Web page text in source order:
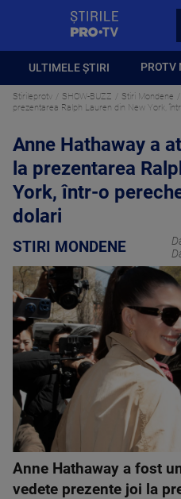
ULTIMELE ȘTIRI PROTV
Stirileprotv SHOW-BUZZ Stiri Mondene
prezentarea Ralph Lauren din New York,
Anne Hathaway a
la prezentarea
York, într-o
dolari
STIRI MONDENE
Anne Hathaway a fost
vedete prezente joi la